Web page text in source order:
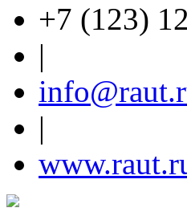
+7 (123)
|
|